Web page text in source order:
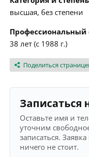
высшая, без степени
Профессиональный
38 лет (с 1988 г.)
Поделиться
Записаться
Оставьте имя и
уточним
записаться.
ничего не стоит.